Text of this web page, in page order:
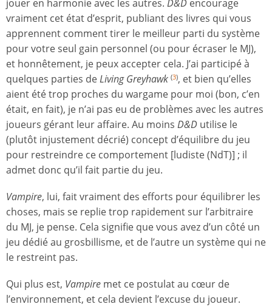
jouer en harmonie avec les autres. D&D encourage
vraiment cet état d’esprit, publiant des livres qui vous
apprennent comment tirer le meilleur parti du système
pour votre seul gain personnel (ou pour écraser le MJ),
et honnêtement, je peux accepter cela. J’ai participé à
quelques parties deLiving Greyhawk (3), et bien qu’elles
aient été trop proches du wargame pour moi (bon, c’en
était, en fait), je n’ai pas eu de problèmes avec les autres
joueurs gérant leur affaire. Au moins D&D utilise le
(plutôt injustement décrié) concept d’équilibre du jeu
pour restreindre ce comportement [ludiste (NdT)] ; il
admet donc qu’il fait partie du jeu.
Vampire, lui, fait vraiment des efforts pour équilibrer les
choses, mais se replie trop rapidement sur l’arbitraire
du MJ, je pense. Cela signifie que vous avez d’un côté un
jeu dédié au grosbillisme, et de l’autre un système qui ne
le restreint pas.
Qui plus est, Vampire met ce postulat au cœur de
l’environnement, et cela devient l’excuse du joueur.